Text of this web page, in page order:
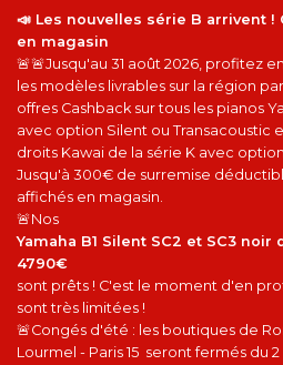
📣 Les nouvelles série B arrivent
en magasin
🚨🚨Jusqu'au 31 août 2026, profitez
les modèles livrables sur la région
offres Cashback sur tous les pianos
avec option Silent ou Transacoustic
droits Kawai de la série K avec option
Jusqu'à 300€ de surremise
affichés en magasin.
🚨Nos
Yamaha B1 Silent SC2 et SC3
4790€
sont prêts ! C'est le moment d'en
sont très limitées !
🚨Congés d'été : les boutiques de
Lourmel - Paris 15 seront fermés du 2